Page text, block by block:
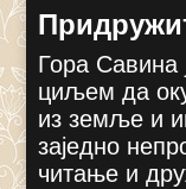
Гора Савина
циљем да
из земље и
заједно
читање и